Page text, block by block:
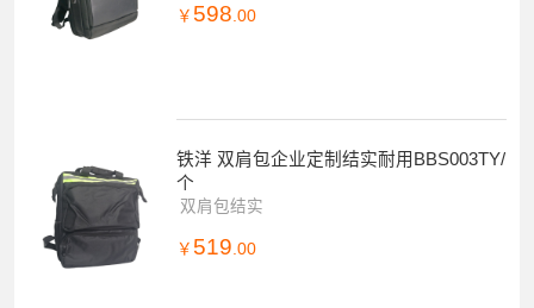
￥ 598.00
铁洋 双肩包企业定制结实耐用BBS003TY/
个
双肩包结实
￥ 519 .00